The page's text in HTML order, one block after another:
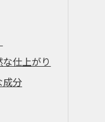
仕上がり
成分
える